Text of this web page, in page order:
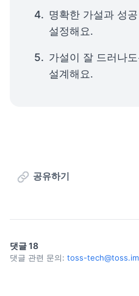
명확한 가설과 성
설정해요.
가설이 잘 드러나
설계해요.
공유하기
댓글18
댓글 관련 문의: toss-tech@toss.im